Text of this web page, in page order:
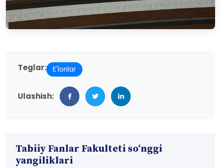
Teglar: E'lonlar
Ulashish:
Tabiiy Fanlar Fakulteti so‘nggi
yangiliklari